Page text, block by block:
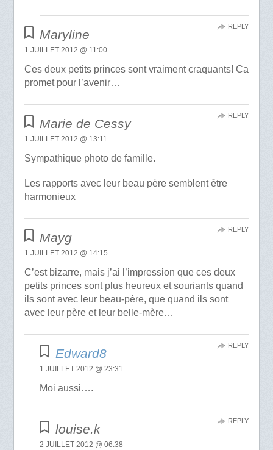
Maryline
1 JUILLET 2012 @ 11:00
Ces deux petits princes sont vraiment craquants! Ca
promet pour l’avenir…
REPLY
Marie de Cessy
1 JUILLET 2012 @ 13:11
Sympathique photo de famille.
Les rapports avec leur beau père semblent être
harmonieux
REPLY
Mayg
1 JUILLET 2012 @ 14:15
C’est bizarre, mais j’ai l’impression que ces deux
petits princes sont plus heureux et souriants quand
ils sont avec leur beau-père, que quand ils sont
avec leur père et leur belle-mère…
REPLY
Edward8
1 JUILLET 2012 @ 23:31
Moi aussi….
REPLY
louise.k
2 JUILLET 2012 @ 06:38
REPLY